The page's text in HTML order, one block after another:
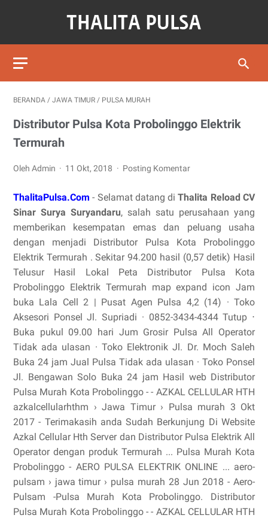
BERANDA / JAWA TIMUR / PULSA MURAH
Distributor Pulsa Kota Probolinggo Elektrik
Termurah
Oleh Admin 11 Okt, 2018 Posting Komentar
ThalitaPulsa.Com - Selamat datang diThalita Reload CV
Sinar Surya Suryandaru, salah satu perusahaan yang
memberikan kesempatan emas dan peluang usaha
dengan menjadi Distributor Pulsa Kota Probolinggo
Elektrik Termurah . Sekitar 94.200 hasil (0,57 detik) Hasil
Telusur Hasil Lokal Peta Distributor Pulsa Kota
Probolinggo Elektrik Termurah map expand icon Jam
buka Lala Cell 2 | Pusat Agen Pulsa 4,2 (14) · Toko
Aksesori Ponsel Jl. Supriadi · 0852-3434-4344 Tutup ⋅
Buka pukul 09.00 hari Jum Grosir Pulsa All Operator
Tidak ada ulasan · Toko Elektronik Jl. Dr. Moch Saleh
Buka 24 jam Jual Pulsa Tidak ada ulasan · Toko Ponsel
Jl. Bengawan Solo Buka 24 jam Hasil web Distributor
Pulsa Murah Kota Probolinggo - - AZKAL CELLULAR HTH
azkalcellularhthm › Jawa Timur › Pulsa murah 3 Okt
2017 - Terimakasih anda Sudah Berkunjung Di Website
Azkal Cellular Hth Server dan Distributor Pulsa Elektrik All
Operator dengan produk Termurah ... Pulsa Murah Kota
Probolinggo - AERO PULSA ELEKTRIK ONLINE ... aero-
pulsam › jawa timur › pulsa murah 28 Jun 2018 - Aero-
Pulsam -Pulsa Murah Kota Probolinggo. Distributor
Pulsa Murah Kota Probolinggo - - AZKAL CELLULAR HTH